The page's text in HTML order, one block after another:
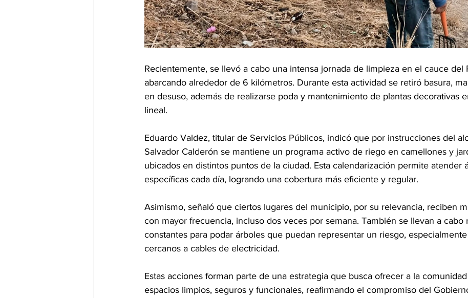
Recientemente, se llevó a cabo una intensa jornada de limpieza en el cauce del
abarcando alrededor de 6 kilómetros. Durante esta actividad se retiró basura,
en desuso, además de realizarse poda y mantenimiento de plantas decorativas
lineal.
Eduardo Valdez, titular de Servicios Públicos, indicó que por instrucciones del
Salvador Calderón se mantiene un programa activo de riego en camellones y
ubicados en distintos puntos de la ciudad. Esta calendarización permite atender
específicas cada día, logrando una cobertura más eficiente y regular.
Asimismo, señaló que ciertos lugares del municipio, por su relevancia, reciben
con mayor frecuencia, incluso dos veces por semana. También se llevan a cabo
constantes para podar árboles que puedan representar un riesgo,
cercanos a cables de electricidad.
Estas acciones forman parte de una estrategia que busca ofrecer a la
espacios limpios, seguros y funcionales, reafirmando el compromiso del